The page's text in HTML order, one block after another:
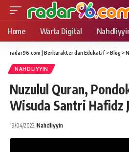
Home Warta Digital
radar96.com | Berkarakter dan Edukatif >Blog >
NAHDLIYYIN
Nuzulul Quran,
Wisuda Santri Hafidz
19/04/2022 Nahdliyyin